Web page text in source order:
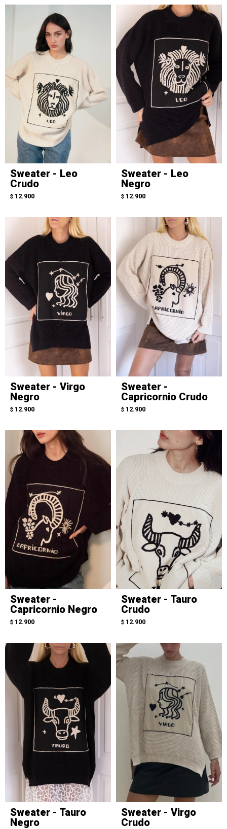
Sweater - Leo
Crudo
$ 12.900
Sweater - Leo
Negro
$ 12.900
Sweater - Virgo
Negro
$ 12.900
Sweater -
Capricornio Crudo
$ 12.900
Sweater -
Capricornio Negro
$ 12.900
Sweater - Tauro
Crudo
$ 12.900
Sweater - Tauro
Negro
Sweater - Virgo
Crudo